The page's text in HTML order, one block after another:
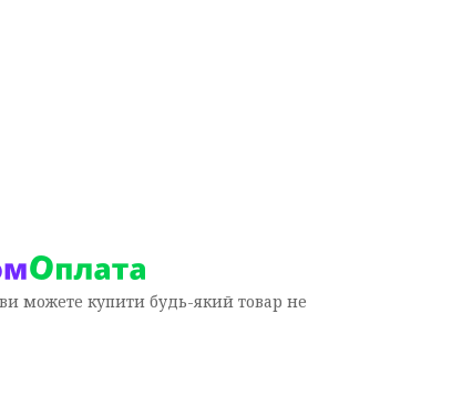
можете купити будь-який товар не